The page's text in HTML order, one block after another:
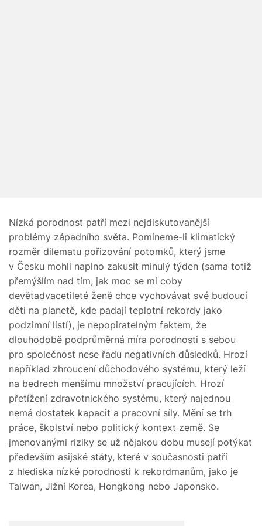
Nízká porodnost patří mezi nejdiskutovanější
problémy západního světa. Pomineme-li klimatický
rozměr dilematu pořizování potomků, který jsme
v Česku mohli naplno zakusit minulý týden (sama totiž
přemýšlím nad tím, jak moc se mi coby
devětadvacetileté ženě chce vychovávat své budoucí
děti na planetě, kde padají teplotní rekordy jako
podzimní listí), je nepopiratelným faktem, že
dlouhodobě podprůměrná míra porodnosti s sebou
pro společnost nese řadu negativních důsledků. Hrozí
například zhroucení důchodového systému, který leží
na bedrech menšímu množství pracujících. Hrozí
přetížení zdravotnického systému, který najednou
nemá dostatek kapacit a pracovní síly. Mění se trh
práce, školství nebo politický kontext země. Se
jmenovanými riziky se už nějakou dobu musejí potýkat
především asijské státy, které v současnosti patří
z hlediska nízké porodnosti k rekordmanům, jako je
Taiwan, Jižní Korea, Hongkong nebo Japonsko.